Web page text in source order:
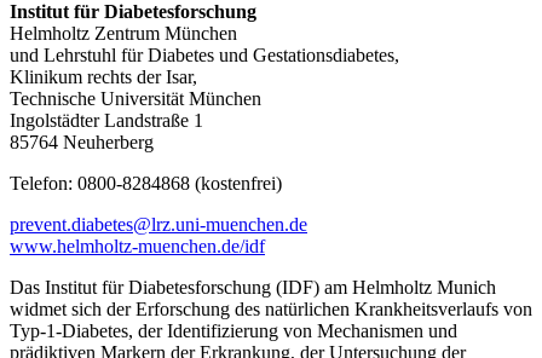
Institut für Diabetesforschung
Helmholtz Zentrum München
und Lehrstuhl für Diabetes und Gestationsdiabetes,
Klinikum rechts der Isar,
Technische Universität München
Ingolstädter Landstraße 1
85764 Neuherberg
Telefon: 0800-8284868 (kostenfrei)
prevent.diabetes@lrz.uni-muenchen.de
www.helmholtz-muenchen.de/idf
Das Institut für Diabetesforschung (IDF) am Helmholtz Munich
widmet sich der Erforschung des natürlichen Krankheitsverlaufs von
Typ-1-Diabetes, der Identifizierung von Mechanismen und
prädiktiven Markern der Erkrankung, der Untersuchung der